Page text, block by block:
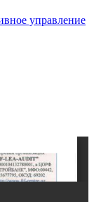
управление